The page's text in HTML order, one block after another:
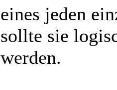
eines jeden
sollte sie
werden.